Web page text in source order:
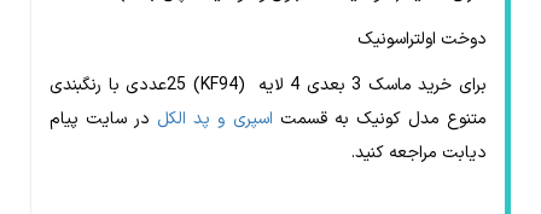
دوخت اولتراسونیک
برای خرید ماسک 3 بعدی 4 لایه (KF94) 25عددی با رنگبندی
متنوع مدل کونیک به قسمت اسپری و پد الکل در سایت پیام
دیابت مراجعه کنید.